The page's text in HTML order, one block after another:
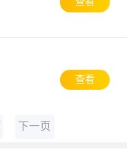
查看
下一页